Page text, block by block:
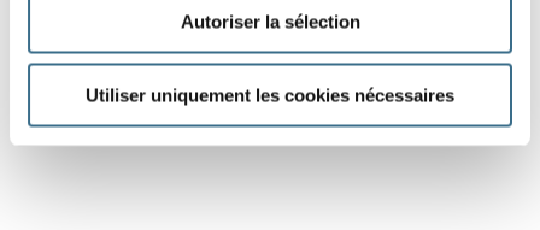
Autoriser la sélection
Utiliser uniquement les cookies nécessaires